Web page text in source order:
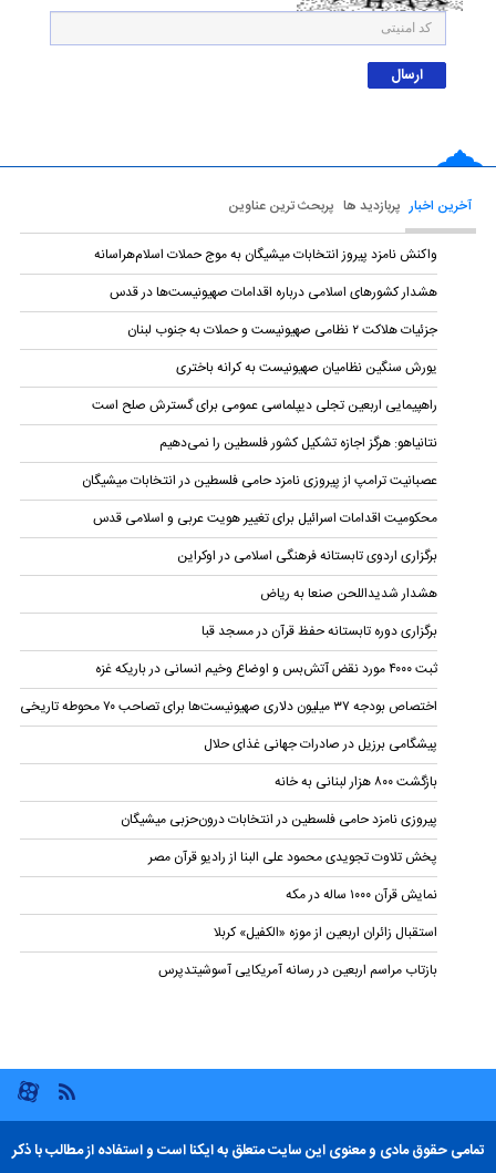
آخرین اخبار پربازدید ها پربحث ترین عناوین
واکنش نامزد پیروز انتخابات میشیگان به موج حملات اسلام‌هراسانه
هشدار کشورهای اسلامی درباره اقدامات صهیونیست‌ها در قدس
جزئیات هلاکت ۲ نظامی صهیونیست و حملات به جنوب لبنان
یورش سنگین نظامیان صهیونیست به کرانه باختری
راهپیمایی اربعین تجلی دیپلماسی عمومی برای گسترش صلح است
نتانیاهو: هرگز اجازه تشکیل کشور فلسطین را نمی‌دهیم
عصبانیت ترامپ از پیروزی نامزد حامی فلسطین در انتخابات میشیگان
محکومیت اقدامات اسرائیل برای تغییر هویت عربی و اسلامی قدس
برگزاری اردوی تابستانه فرهنگی اسلامی در اوکراین
هشدار شدیداللحن صنعا به ریاض
برگزاری دوره تابستانه حفظ قرآن در مسجد قبا
ثبت ۴۰۰۰ مورد نقض آتش‌بس و اوضاع وخیم انسانی در باریکه غزه
اختصاص بودجه ۳۷ میلیون دلاری صهیونیست‌ها برای تصاحب ۷۰ محوطه تاریخی
پیشگامی برزیل در صادرات جهانی غذای حلال
بازگشت ۸۰۰ هزار لبنانی به خانه
پیروزی نامزد حامی فلسطین در انتخابات درون‌حزبی میشیگان
پخش تلاوت تجویدی محمود علی البنا از رادیو قرآن مصر
نمایش قرآن ۱۰۰۰ ساله در مکه
استقبال زائران اربعین از موزه «الکفیل» کربلا
بازتاب مراسم اربعین در رسانه آمریکایی آسوشیتدپرس
تمامی حقوق مادی و معنوی این سایت متعلق به ایکنا است و استفاده از مطالب با ذکر